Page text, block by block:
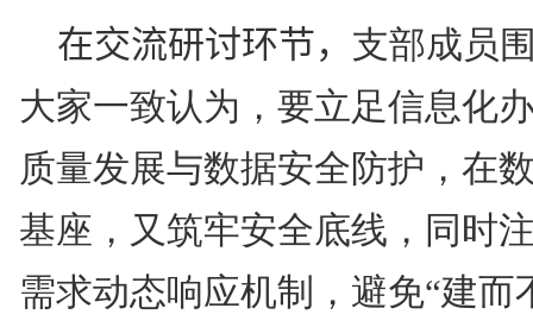
在交流研讨环节， 支部成员
大家一致认为， 要立足信息化
质量发展与数据安全防护，在
基座，又筑牢安全底线，同时
需求动态响应机制，避免“建而